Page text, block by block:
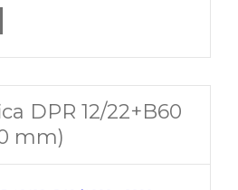
DPR 12/22+B60
mm)